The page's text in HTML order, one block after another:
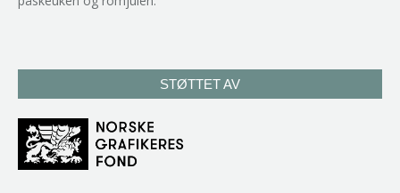
STØTTET AV